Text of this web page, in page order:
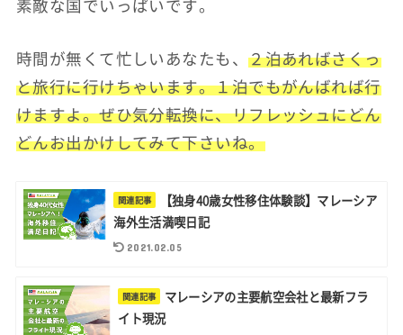
素敵な国でいっぱいです。
時間が無くて忙しいあなたも、２泊あればさくっ
と旅行に行けちゃいます。１泊でもがんばれば行
けますよ。ぜひ気分転換に、リフレッシュにどん
どんお出かけしてみて下さいね。
【独身40歳女性移住体験談】マレーシア
海外生活満喫日記
2021.02.05
マレーシアの主要航空会社と最新フラ
イト現況